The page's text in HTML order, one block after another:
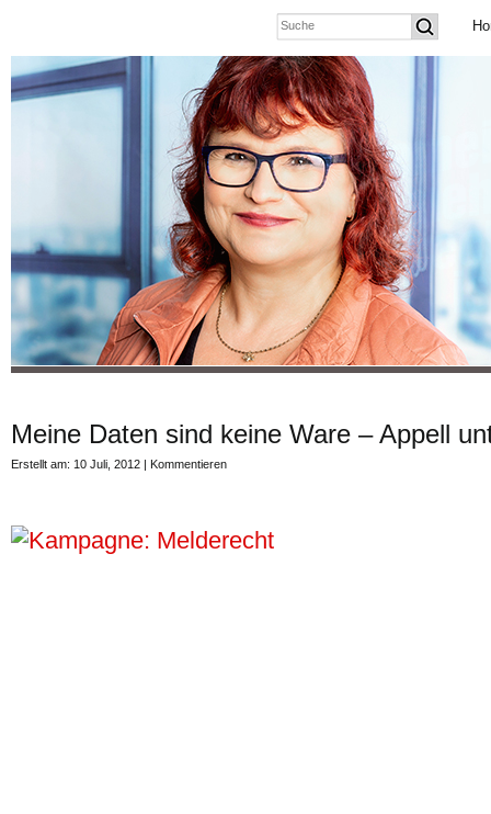
Meine Daten sind keine Ware – Appell
Erstellt am: 10 Juli, 2012 | Kommentieren